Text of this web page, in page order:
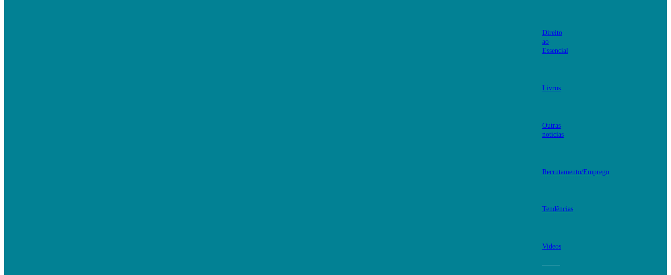
Direito
ao
Essencial
Livros
Outras
notícias
Recrutamento/Emprego
Tendências
Videos